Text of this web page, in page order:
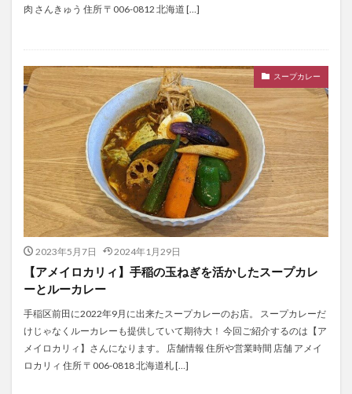
肉 さんきゅう 住所 〒006-0812 北海道 […]
スープカレー
2023年5月7日 2024年1月29日
【アメイロカリィ】手稲の玉ねぎを活かしたスープカレ
ーとルーカレー
手稲区前田に2022年9月に出来たスープカレーのお店。 スープカレーだ
けじゃなくルーカレーも提供していて期待大！ 今回ご紹介するのは【ア
メイロカリィ】さんになります。 店舗情報 住所や営業時間 店舗 アメイ
ロカリィ 住所 〒006-0818 北海道札 […]